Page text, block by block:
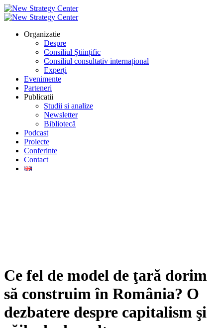
Organizatie
Despre
Consiliul Științific
Consiliul consultativ internațional
Experți
Evenimente
Parteneri
Publicatii
Studii si analize
Newsletter
Bibliotecă
Podcast
Proiecte
Conferinte
Contact
Ce fel de model de ţară dorim
să construim în România? O
dezbatere despre capitalism şi